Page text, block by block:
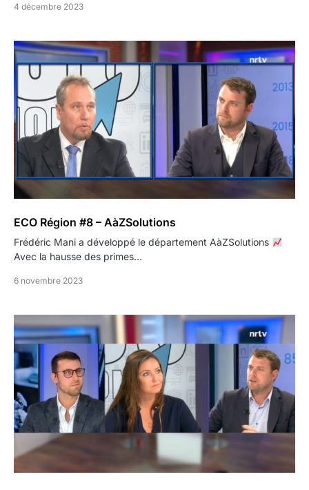
4 décembre 2023
ECO Région #8 – AàZSolutions
Frédéric Mani a développé le département AàZSolutions
Avec la hausse des primes…
6 novembre 2023